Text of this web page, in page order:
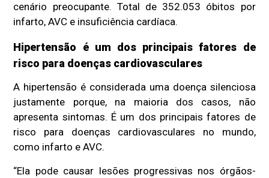
cenário preocupante. Total de 352.053 óbitos por
infarto, AVC e insuficiência cardíaca.
Hipertensão é um dos principais fatores de
risco para doenças cardiovasculares
A hipertensão é considerada uma doença silenciosa
justamente porque, na maioria dos casos, não
apresenta sintomas. É um dos principais fatores de
risco para doenças cardiovasculares no mundo,
como infarto e AVC.
“Ela pode causar lesões progressivas nos órgãos-